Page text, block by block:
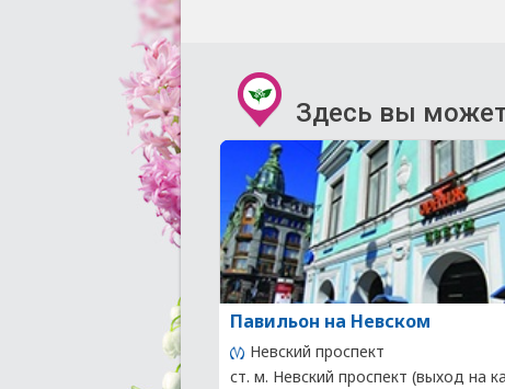
Здесь вы
Павильон на Невском
Невский проспект
ст. м. Невский проспект (выход на